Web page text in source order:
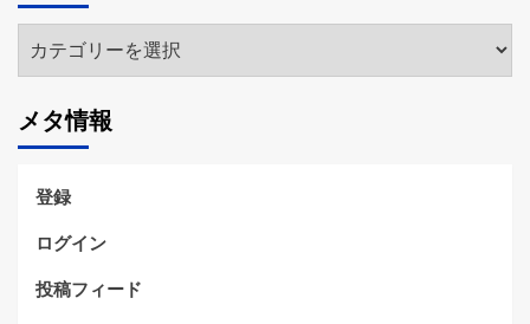
ブ
テ
リ
ー
メタ情報
登録
ログイン
投稿フィード